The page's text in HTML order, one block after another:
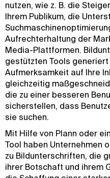
nutzen, wie z. B. die
Ihrem Publikum, die
Aufrechterhaltung der
Media-Plattformen.
gestützten Tools
Aufmerksamkeit auf Ihre
gleichzeitig
die zu einer besseren
sicherstellen, dass
sie suchen.
Mit Hilfe von Plann oder
Tool haben Unternehmen
zu Bildunterschriften, die
ihrer Botschaft und ihrem